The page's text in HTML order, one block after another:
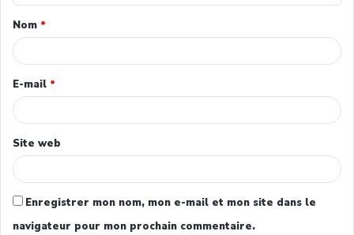
Nom *
E-mail *
Site web
Enregistrer mon nom, mon e-mail et mon site dans le
navigateur pour mon prochain commentaire.